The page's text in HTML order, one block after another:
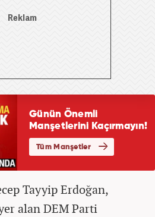
Tayyip Erdoğan,
alan DEM Parti